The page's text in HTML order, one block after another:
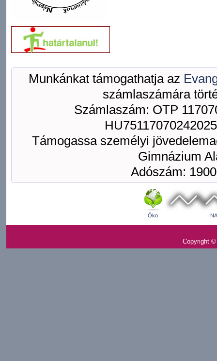
Munkánkat támogathatja az
számlaszámára
Számlaszám: OTP
Támogassa személyi
Gimnázium
Adószám:
Öko
Copyright